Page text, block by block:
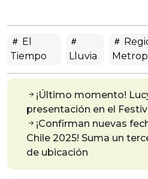
El
Tiempo
Lluvia
¡Último momento!
presentación en el
¡Confirman nuevas
Chile 2025! Suma un
de ubicación